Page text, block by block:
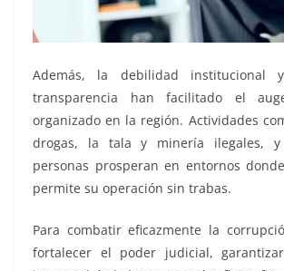
Además, la debilidad
transparencia han facilitado el
organizado en la región. Actividades
drogas, la tala y minería ilegales,
personas prosperan en entornos
permite su operación sin trabas.
Para combatir eficazmente la
fortalecer el poder judicial,